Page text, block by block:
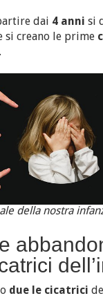
dai 4 anni si
si creano le prime
della nostra
due le cicatrici